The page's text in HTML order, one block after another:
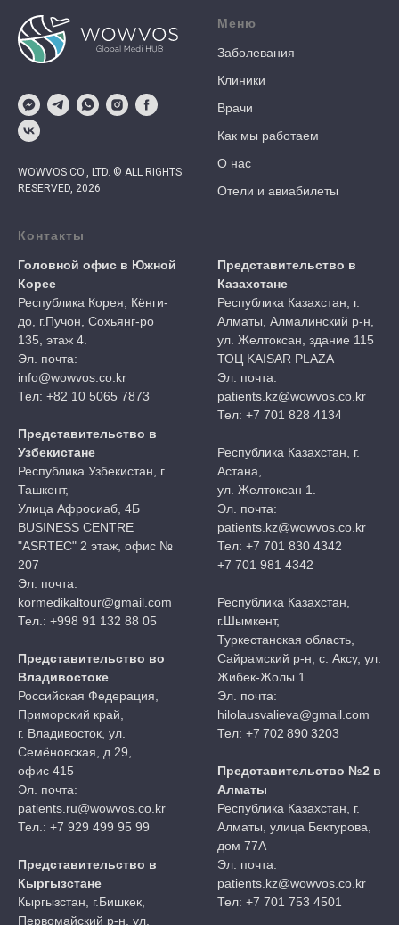
WOWVOS CO., LTD. © ALL RIGHTS
RESERVED, 2026
Меню
Заболевания
Клиники
Врачи
Как мы работаем
О нас
Отели и авиабилеты
Контакты
Головной офис в Южной
Корее
Республика Корея, Кёнги-
до, г.Пучон, Сохьянг-ро
135, этаж 4.
Эл. почта:
info@wowvos.co.kr
Тел: +82 10 5065 7873
Представительство в
Узбекистане
Республика Узбекистан, г.
Ташкент,
Улица Афросиаб, 4Б
BUSINESS CENTRE
"ASRTEC" 2 этаж, офис №
207
Эл. почта:
kormedikaltour@gmail.com
Тел.: +998 91 132 88 05
Представительство во
Владивостоке
Российская Федерация,
Приморский край,
г. Владивосток, ул.
Семёновская, д.29,
офис 415
Эл. почта:
patients.ru@wowvos.co.kr
Тел.: +7 929 499 95 99
Представительство в
Кыргызстане
Кыргызстан, г.Бишкек,
Первомайский р-н, ул.
Представительство в
Казахстане
Республика Казахстан, г.
Алматы, Алмалинский р-н,
ул. Желтоксан, здание 115
ТОЦ KAISAR PLAZA
Эл. почта:
patients.kz@wowvos.co.kr
Тел: +7 701 828 4134
Республика Казахстан, г.
Астана,
ул. Желтоксан 1.
Эл. почта:
patients.kz@wowvos.co.kr
Тел: +7 701 830 4342
+7 701 981 4342
Республика Казахстан,
г.Шымкент,
Туркестанская область,
Сайрамский р-н, с. Аксу, ул.
Жибек-Жолы 1
Эл. почта:
hilolausvalieva@gmail.com
Тел: +7 702 890 3203
Представительство №2 в
Алматы
Республика Казахстан, г.
Алматы, улица Бектурова,
дом 77А
Эл. почта:
patients.kz@wowvos.co.kr
Тел: +7 701 753 4501